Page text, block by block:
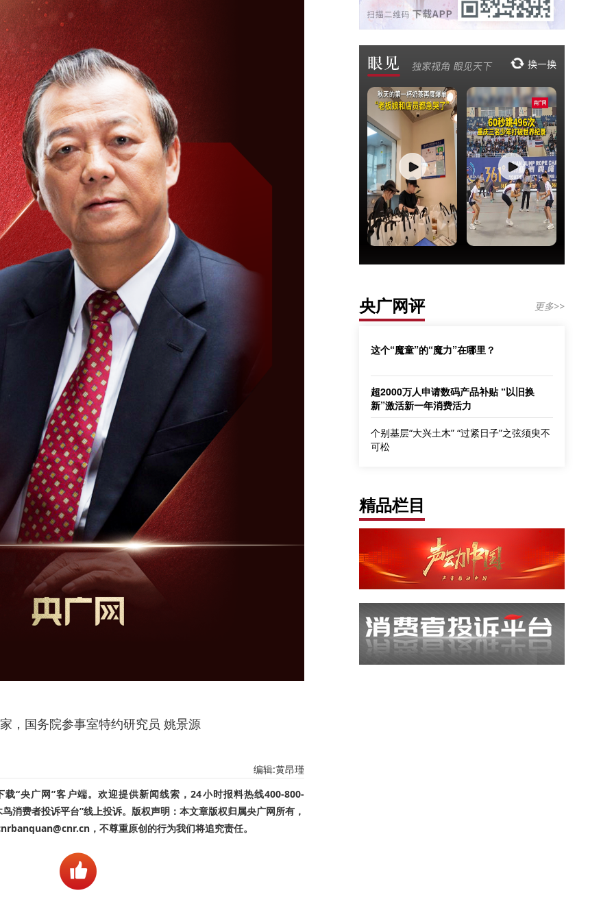
，国务院参事室特约研究员 姚景源
编辑:黄昂瑾
“央广网”客户端。欢迎提供新闻线索，24小时报料热线400-800-
消费者投诉平台”线上投诉。版权声明：本文章版权归属央广网所有，
，不尊重原创的行为我们将追究责任。
央广网评 更多>>
这个“魔童”的“魔力”在哪里？
超2000万人申请数码产品补贴 “以旧换
新”激活新一年消费活力
个别基层“大兴土木” “过紧日子”之弦须臾不
可松
精品栏目